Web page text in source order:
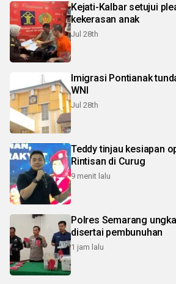
Kejati-Kalbar setujui
kekerasan anak
Jul 28th
Imigrasi Pontianak
WNI
Jul 28th
Teddy tinjau kesiapan
Rintisan di Curug
9 menit lalu
Polres Semarang
disertai pembunuhan
1 jam lalu